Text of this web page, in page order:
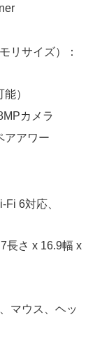
リサイズ）：
）
カメラ
アアワー
6対応、
長さ x 16.9幅 x
マウス、ヘッ